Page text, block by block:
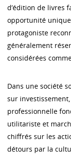
d’édition de livres
opportunité
protagoniste
généralement
considérées
Dans une société
sur
professionnelle
utilitariste et
chiffrés sur les
détours par la